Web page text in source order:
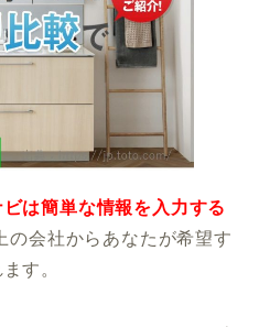
ビは簡単な情報を入力する
の会社からあなたが希望す
す。